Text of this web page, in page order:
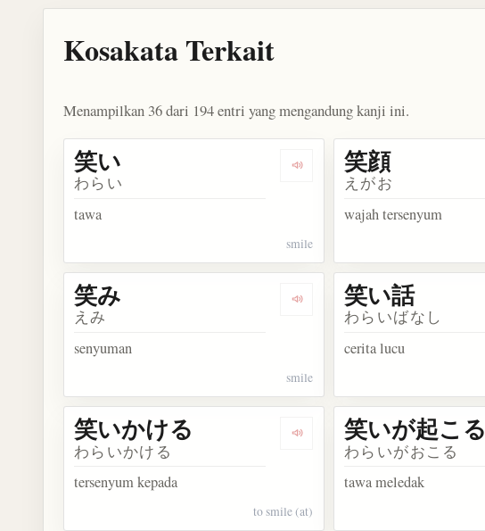
Kosakata Terkait
Menampilkan 36 dari 194 entri yang mengandung kanji ini.
Dengarkan kosakata 笑い
笑い
わらい
tawa
smile
笑顔
えがお
wajah tersenyum
Dengarkan kosakata 笑み
笑み
えみ
senyuman
smile
笑い話
わらいばなし
cerita lucu
Dengarkan kosakata 笑いかける
笑いかける
わらいかける
tersenyum kepada
to smile (at)
笑いが起こる
わらいがおこる
tawa meledak